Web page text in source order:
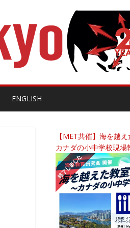
ENGLISH
【MET共催】海を越
カナダの小中学校現場